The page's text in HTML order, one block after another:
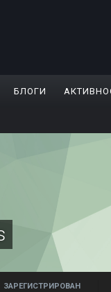
БЛОГИ
ЗАРЕГИСТРИРОВАН